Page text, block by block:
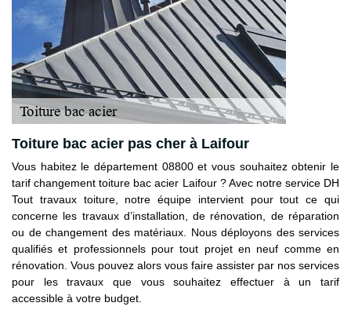
Toiture bac acier pas cher à Laifour
Vous habitez le département 08800 et vous souhaitez obtenir le
tarif changement toiture bac acier Laifour ? Avec notre service DH
Tout travaux toiture, notre équipe intervient pour tout ce qui
concerne les travaux d’installation, de rénovation, de réparation
ou de changement des matériaux. Nous déployons des services
qualifiés et professionnels pour tout projet en neuf comme en
rénovation. Vous pouvez alors vous faire assister par nos services
pour les travaux que vous souhaitez effectuer à un tarif
accessible à votre budget.